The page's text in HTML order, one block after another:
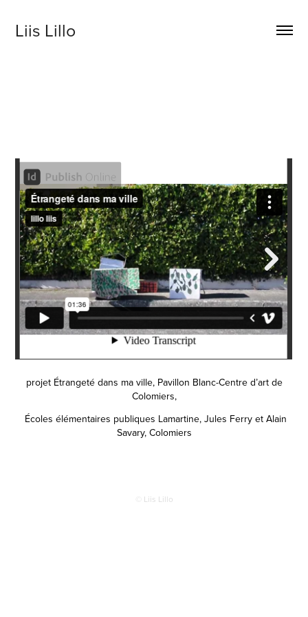
Liis Lillo
projet Étrangeté dans ma ville, Pavillon Blanc-Centre d’art de
Colomiers,
Écoles élémentaires publiques Lamartine, Jules Ferry et Alain
Savary, Colomiers
© Liis Lillo